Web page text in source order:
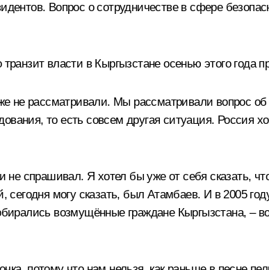
Вопрос о сотрудничестве в сфере
власти в Кыргызстане осенью этого года
не рассматривали. Мы рассматривали вопрос
то есть совсем другая ситуация. Россия
спрашивал. Я хотел бы уже от себя сказать,
могу сказать, был Атамбаев. И в 2005
возмущённые граждане Кыргызстана, –